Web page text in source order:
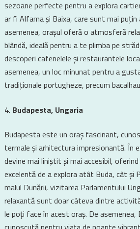
sezoane perfecte pentru a explora
ar fi Alfama și Baixa, care sunt mai
asemenea, orașul oferă o atmosferă
blândă, ideală pentru a te plimba pe
descoperi cafenelele și restaurantele
asemenea, un loc minunat pentru a
tradiționale portugheze, precum
Budapesta, Ungaria
Budapesta este un oraș fascinant,
termale și arhitectura impresionantă. În
devine mai liniștit și mai accesibil,
excelentă de a explora atât Buda, cât și
malul Dunării, vizitarea Parlamentului
relaxantă sunt doar câteva dintre
le poți face în acest oraș. De